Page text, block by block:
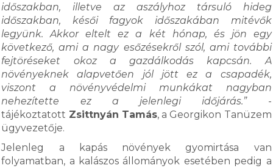
időszakban, illetve az aszályhoz társuló hideg
időszakban, késői fagyok időszakában mitévők
legyünk. Akkor eltelt ez a két hónap, és jön egy
következő, ami a nagy esőzésekről szól, ami további
fejtöréseket okoz a gazdálkodás kapcsán. A
növényeknek alapvetően jól jött ez a csapadék,
viszont a növényvédelmi munkákat nagyban
nehezítette ez a jelenlegi időjárás.”-
tájékoztatott Zsittnyán Tamás, a Georgikon Tanüzem
ügyvezetője.
Jelenleg a kapás növények gyomirtása van
folyamatban, a kalászos állományok esetében pedig a